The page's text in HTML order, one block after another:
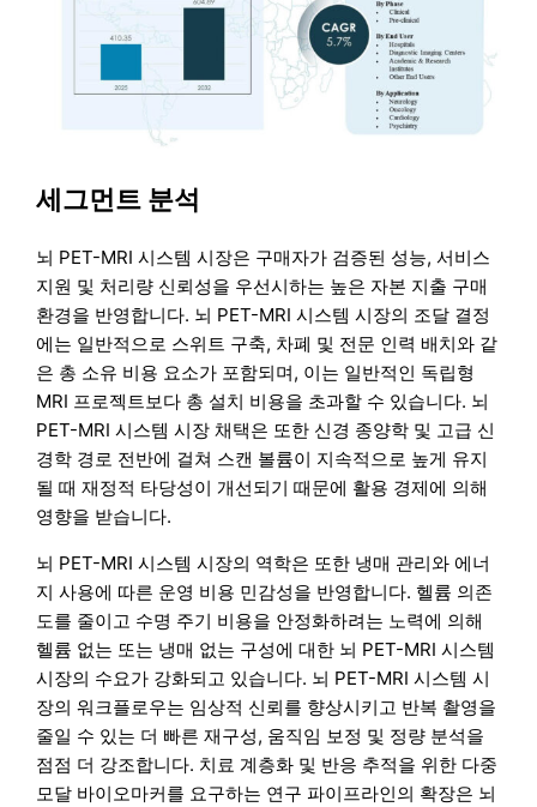
세그먼트 분석
뇌 PET-MRI 시스템 시장은 구매자가 검증된 성능, 서비스
지원 및 처리량 신뢰성을 우선시하는 높은 자본 지출 구매
환경을 반영합니다. 뇌 PET-MRI 시스템 시장의 조달 결정
에는 일반적으로 스위트 구축, 차폐 및 전문 인력 배치와 같
은 총 소유 비용 요소가 포함되며, 이는 일반적인 독립형
MRI 프로젝트보다 총 설치 비용을 초과할 수 있습니다. 뇌
PET-MRI 시스템 시장 채택은 또한 신경 종양학 및 고급 신
경학 경로 전반에 걸쳐 스캔 볼륨이 지속적으로 높게 유지
될 때 재정적 타당성이 개선되기 때문에 활용 경제에 의해
영향을 받습니다.
뇌 PET-MRI 시스템 시장의 역학은 또한 냉매 관리와 에너
지 사용에 따른 운영 비용 민감성을 반영합니다. 헬륨 의존
도를 줄이고 수명 주기 비용을 안정화하려는 노력에 의해
헬륨 없는 또는 냉매 없는 구성에 대한 뇌 PET-MRI 시스템
시장의 수요가 강화되고 있습니다. 뇌 PET-MRI 시스템 시
장의 워크플로우는 임상적 신뢰를 향상시키고 반복 촬영을
줄일 수 있는 더 빠른 재구성, 움직임 보정 및 정량 분석을
점점 더 강조합니다. 치료 계층화 및 반응 추적을 위한 다중
모달 바이오마커를 요구하는 연구 파이프라인의 확장은 뇌